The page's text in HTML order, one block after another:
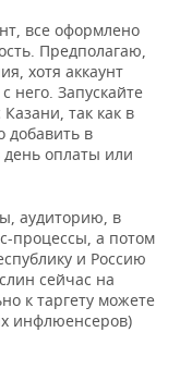
все оформлено
Предполагаю,
хотя аккаунт
него. Запускайте
так как в
добавить в
оплаты или
аудиторию, в
процессы, а потом
и Россию
сейчас на
к таргету можете
инфлюенсеров)